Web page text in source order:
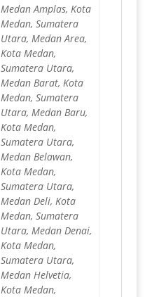
Medan Amplas, Kota
Medan, Sumatera
Utara, Medan Area,
Kota Medan,
Sumatera Utara,
Medan Barat, Kota
Medan, Sumatera
Utara, Medan Baru,
Kota Medan,
Sumatera Utara,
Medan Belawan,
Kota Medan,
Sumatera Utara,
Medan Deli, Kota
Medan, Sumatera
Utara, Medan Denai,
Kota Medan,
Sumatera Utara,
Medan Helvetia,
Kota Medan,